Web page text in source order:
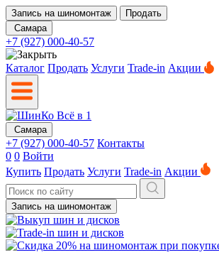
Запись на шиномонтаж
Продать
Самара
+7 (927) 000-40-57
Каталог Продать Услуги Trade-in Акции
Самара
+7 (927) 000-40-57 Контакты
0 0 Войти
Купить Продать Услуги Trade-in Акции
Запись на шиномонтаж